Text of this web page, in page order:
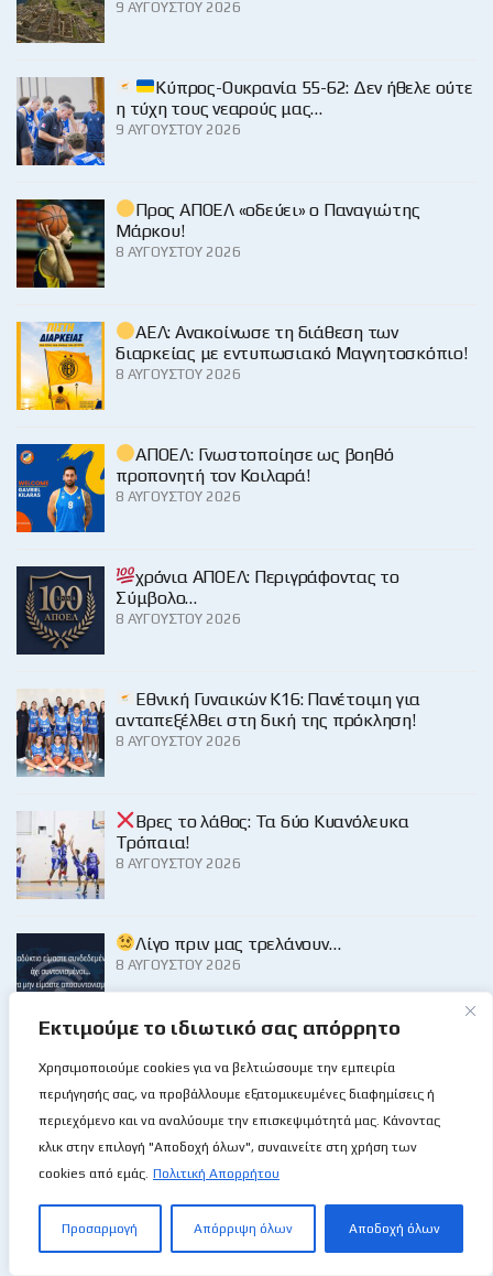
Εκτιμούμε το ιδιωτικό σας απόρρητο
Χρησιμοποιούμε cookies για να βελτιώσουμε την εμπειρία
περιήγησής σας, να προβάλλουμε εξατομικευμένες διαφημίσεις ή
περιεχόμενο και να αναλύουμε την επισκεψιμότητά μας. Κάνοντας
κλικ στην επιλογή "Αποδοχή όλων", συναινείτε στη χρήση των
cookies από εμάς. Πολιτική Απορρήτου
Προσαρμογή Απόρριψη όλων Αποδοχή όλων
9 ΑΥΓΟΎΣΤΟΥ 2026
Κύπρος-Ουκρανία 55-62: Δεν ήθελε ούτε
η τύχη τους νεαρούς μας…
9 ΑΥΓΟΎΣΤΟΥ 2026
Προς ΑΠΟΕΛ «οδεύει» ο Παναγιώτης
Μάρκου!
8 ΑΥΓΟΎΣΤΟΥ 2026
ΑΕΛ: Ανακοίνωσε τη διάθεση των
διαρκείας με εντυπωσιακό Μαγνητοσκόπιο!
8 ΑΥΓΟΎΣΤΟΥ 2026
ΑΠΟΕΛ: Γνωστοποίησε ως βοηθό
προπονητή τον Κοιλαρά!
8 ΑΥΓΟΎΣΤΟΥ 2026
χρόνια ΑΠΟΕΛ: Περιγράφοντας το
Σύμβολο…
8 ΑΥΓΟΎΣΤΟΥ 2026
Εθνική Γυναικών Κ16: Πανέτοιμη για
ανταπεξέλθει στη δική της πρόκληση!
8 ΑΥΓΟΎΣΤΟΥ 2026
Βρες το λάθος: Τα δύο Κυανόλευκα
Τρόπαια!
8 ΑΥΓΟΎΣΤΟΥ 2026
Λίγο πριν μας τρελάνουν…
8 ΑΥΓΟΎΣΤΟΥ 2026
Γιώργος Παλάλας σε συνέντευξη στο “BS”:
Μου έλειψε η πίεση και ο ανταγωνισμός!
8 ΑΥΓΟΎΣΤΟΥ 2026
Παγκόσμια μέρα Γάτας και… εναρμόνιση
με κάποιους χαρακτήρες!
8 ΑΥΓΟΎΣΤΟΥ 2026